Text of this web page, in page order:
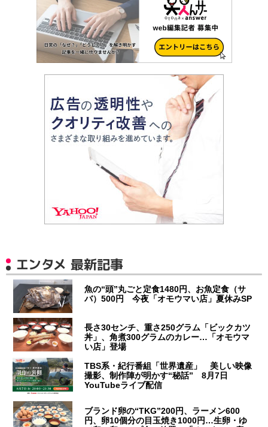
エンタメ 最新記事
魚の“頭”丸ごと定食1480円、お魚定食（サ
バ）500円 今夜「オモウマい店」夏休みSP
長さ30センチ、重さ250グラム「ビックカツ
丼」、角煮300グラムのカレー…「オモウマ
い店」登場
TBS系・紀行番組「世界遺産」 美しい映像
撮影、制作陣が明かす“秘話” 8月7日
YouTubeライブ配信
ブランド卵の“TKG”200円、ラーメン600
円、卵10個分の目玉焼き1000円…生卵・ゆ